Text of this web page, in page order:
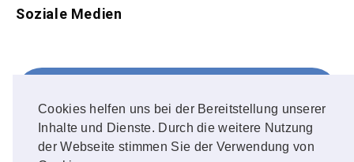
Cookies helfen uns bei der Bereitstellung unserer
Inhalte und Dienste. Durch die weitere Nutzung
der Webseite stimmen Sie der Verwendung von
Soziale Medien
FOLLOW ME!
Instagram